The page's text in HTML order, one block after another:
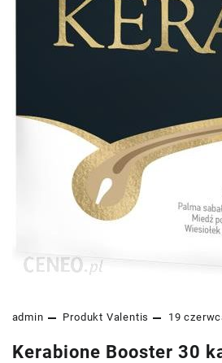
admin Produkt Valentis 19
Kerabione Booster 30